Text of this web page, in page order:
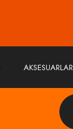
AKSESUARLAR